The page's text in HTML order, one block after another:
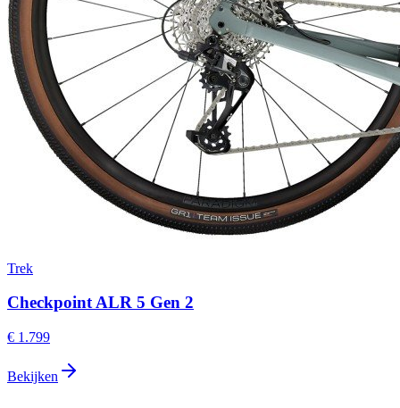
Trek
Checkpoint ALR 5 Gen 2
€ 1.799
Bekijken